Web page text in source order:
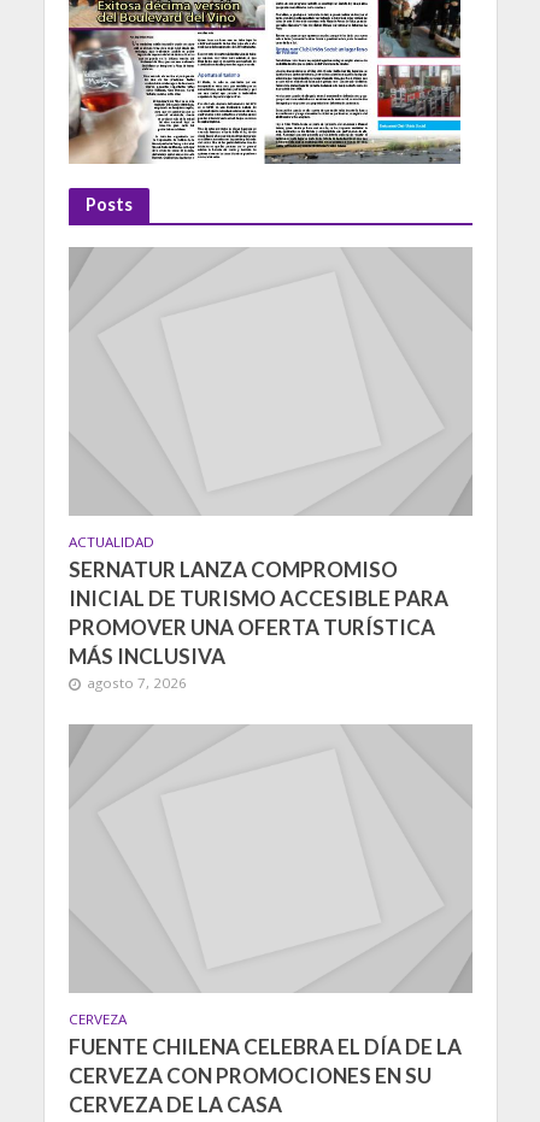
Posts
ACTUALIDAD
SERNATUR LANZA COMPROMISO
INICIAL DE TURISMO ACCESIBLE PARA
PROMOVER UNA OFERTA TURÍSTICA
MÁS INCLUSIVA
agosto 7, 2026
CERVEZA
FUENTE CHILENA CELEBRA EL DÍA DE LA
CERVEZA CON PROMOCIONES EN SU
CERVEZA DE LA CASA